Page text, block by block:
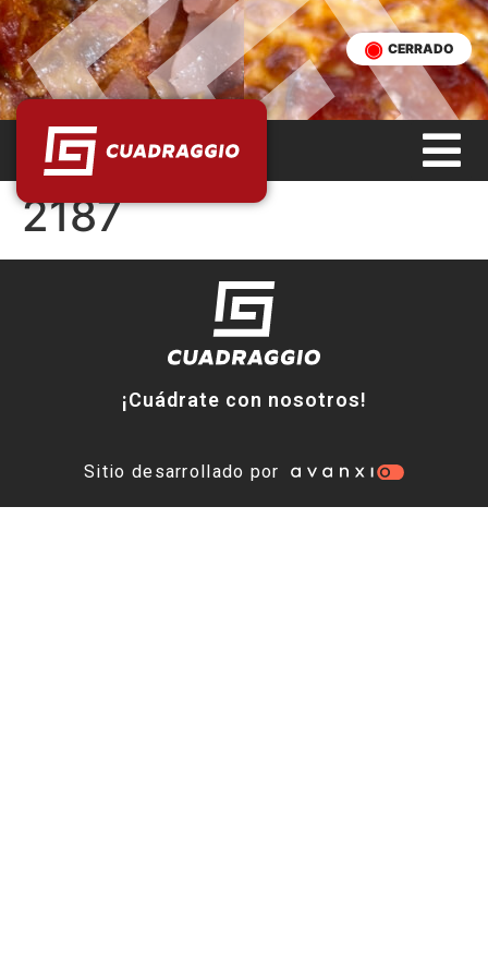
CERRADO
2187
¡Cuádrate con nosotros!
Sitio desarrollado por